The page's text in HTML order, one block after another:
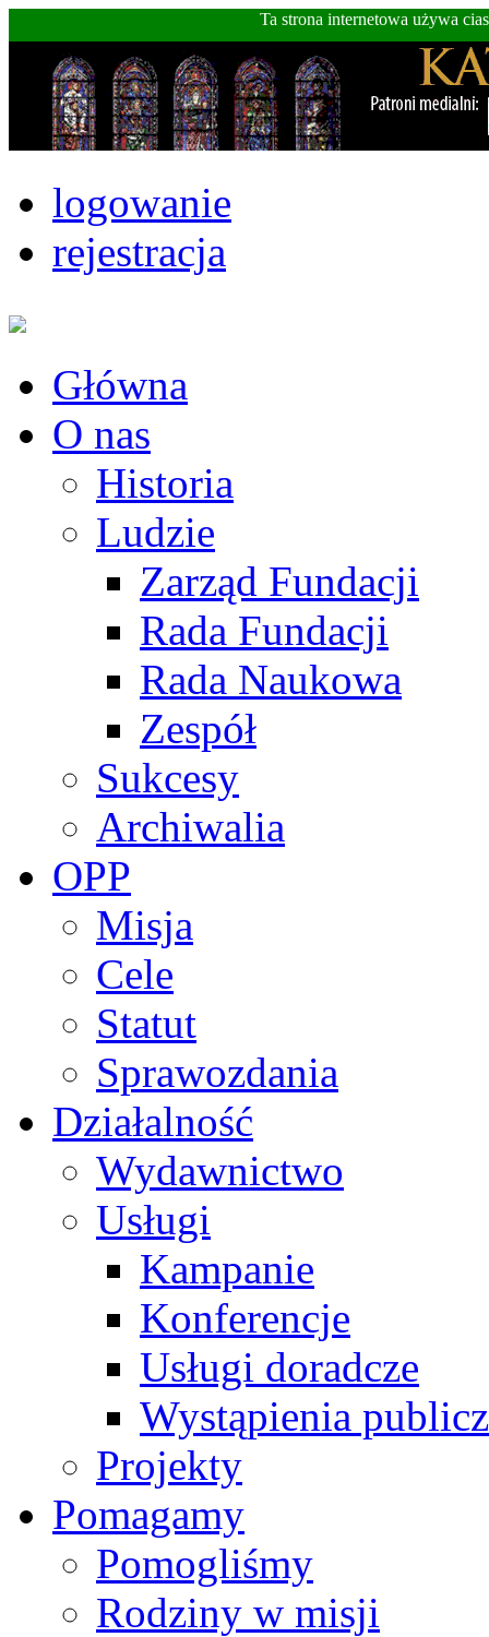
Ta strona internetowa używa
logowanie
rejestracja
Główna
O nas
Historia
Ludzie
Zarząd Fundacji
Rada Fundacji
Rada Naukowa
Zespół
Sukcesy
Archiwalia
OPP
Misja
Cele
Statut
Sprawozdania
Działalność
Wydawnictwo
Usługi
Kampanie
Konferencje
Usługi doradcze
Wystąpienia
Projekty
Pomagamy
Pomogliśmy
Rodziny w misji